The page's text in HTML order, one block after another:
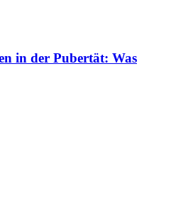
in der Pubertät: Was